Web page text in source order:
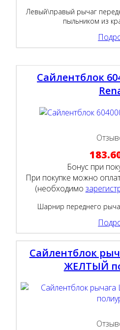
Левый\правый рычаг
пыльником из
Сайлентблок
Бонус при
При покупке можно
(необходимо
Шарнир переднего
Сайлентблок
ЖЕЛТЫЙ